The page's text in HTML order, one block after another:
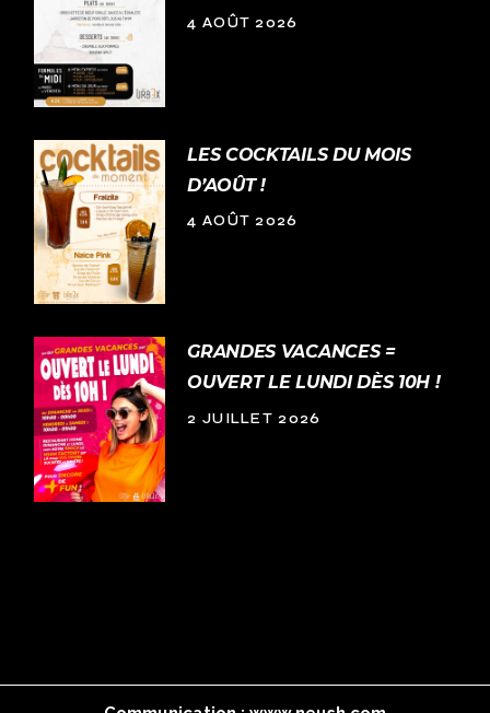
4 AOÛT 2026
LES COCKTAILS DU MOIS
D’AOÛT !
4 AOÛT 2026
GRANDES VACANCES =
OUVERT LE LUNDI DÈS 10H !
2 JUILLET 2026